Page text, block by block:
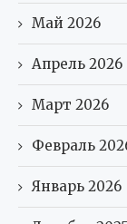
Май 2026
Апрель 2026
Март 2026
Февраль
Январь 2026